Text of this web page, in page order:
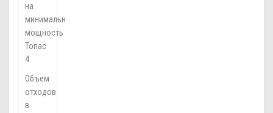
на
минимальную
мощность
Топас
4.
Объем
отходов
в